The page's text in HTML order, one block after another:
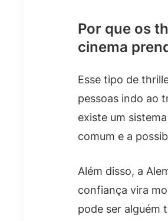
Por que os
cinema
Esse tipo de
pessoas indo ao
existe um
comum e a
Além disso, a
confiança vira
pode ser alguém